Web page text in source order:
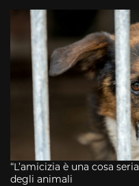
“L’amicizia è una cosa
degli animali